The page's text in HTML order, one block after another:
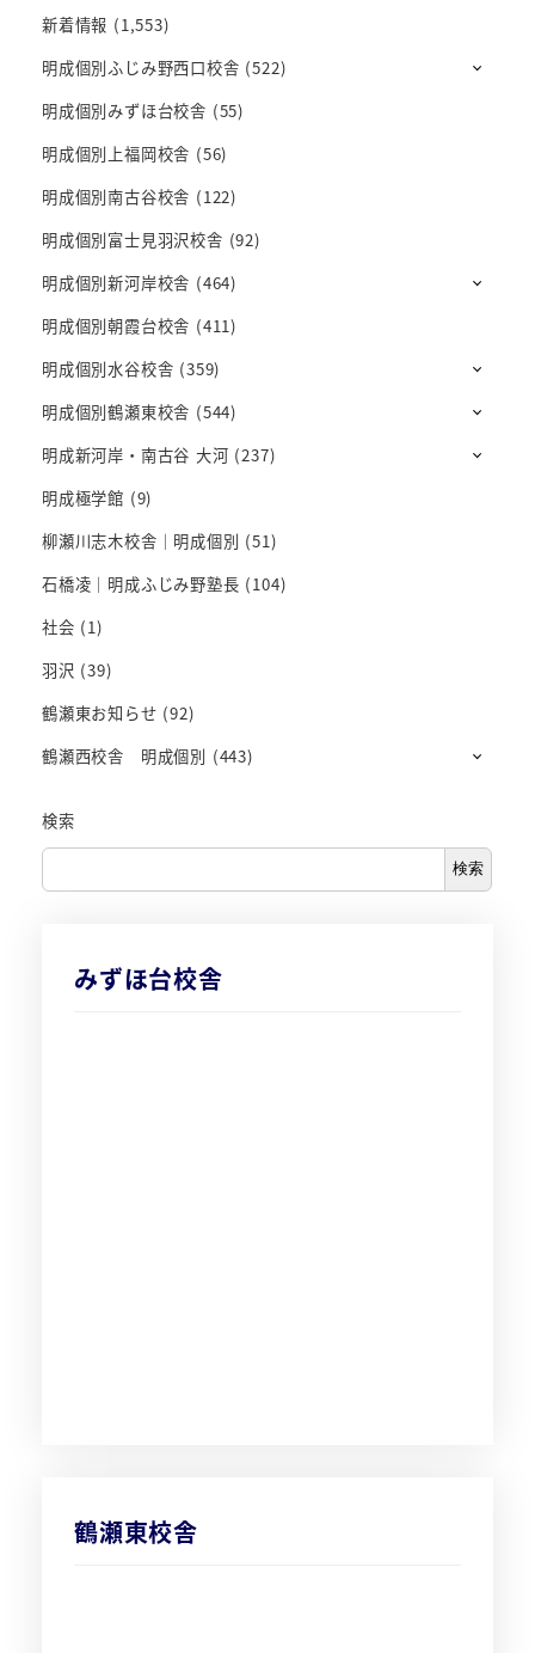
新着情報 (1,553)
明成個別ふじみ野西口校舎 (522)
明成個別みずほ台校舎 (55)
明成個別上福岡校舎 (56)
明成個別南古谷校舎 (122)
明成個別富士見羽沢校舎 (92)
明成個別新河岸校舎 (464)
明成個別朝霞台校舎 (411)
明成個別水谷校舎 (359)
明成個別鶴瀬東校舎 (544)
明成新河岸・南古谷 大河 (237)
明成極学館 (9)
柳瀬川志木校舎｜明成個別 (51)
石橋凌｜明成ふじみ野塾長 (104)
社会 (1)
羽沢 (39)
鶴瀬東お知らせ (92)
鶴瀬西校舎 明成個別 (443)
検索
検索
みずほ台校舎
鶴瀬東校舎